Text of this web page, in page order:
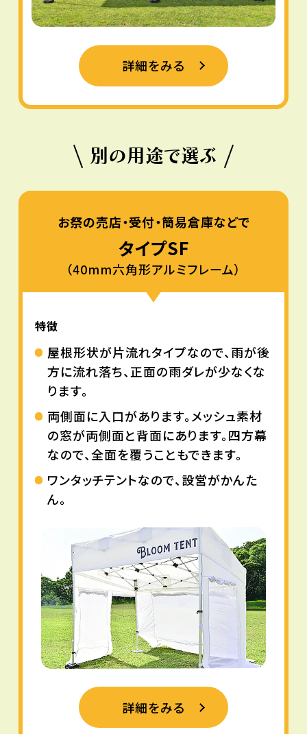
詳細をみる
別の用途で選ぶ
お祭の売店・受付・簡易倉庫などで
タイプSF
（40mm六角形アルミフレーム）
特徴
屋根形状が片流れタイプなので、雨が後
方に流れ落ち、正面の雨ダレが少なくな
ります。
両側面に入口があります。メッシュ素材
の窓が両側面と背面にあります。四方幕
なので、全面を覆うこともできます。
ワンタッチテントなので、設営がかんた
ん。
詳細をみる